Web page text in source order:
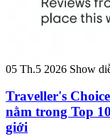
05 Th.5 2026 Show
Traveller's
nằm trong Top
giới